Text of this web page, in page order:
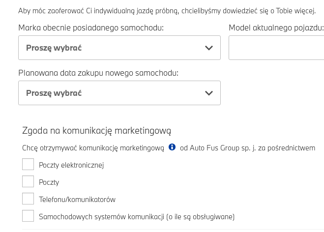
Aby móc zaoferować Ci indywidualną jazdę próbną, chcielibyśmy dowiedzieć się o Tobie więcej.
Marka obecnie posiadanego samochodu:
Proszę wybrać
Model aktualnego pojazdu:
Planowana data zakupu nowego samochodu:
Proszę wybrać
Zgoda na komunikację marketingową
Chcę otrzymywać komunikację marketingową
od Auto Fus Group sp. j. za pośrednictwem
Poczty elektronicznej
Poczty
Telefonu/komunikatorów
Samochodowych systemów komunikacji (o ile są obsługiwane)